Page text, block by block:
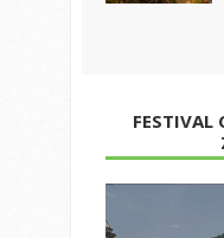
FESTIVAL
de